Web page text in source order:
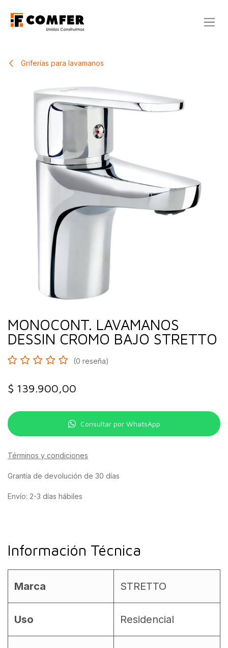
Griferías para lavamanos
MONOCONT. LAVAMANOS
DESSIN CROMO BAJO STRETTO
(0 reseña)
$ 139.900,00
Consultar por WhatsApp
Términos y condiciones
Grantía de devolución de 30 días
Envío: 2-3 días hábiles
Información Técnica
Marca STRETTO
Uso Residencial